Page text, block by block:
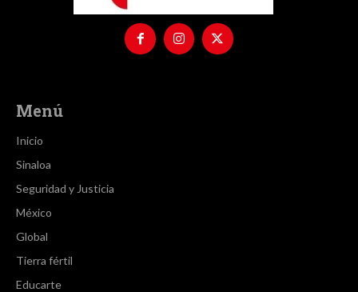
Menú
Inicio
Sinaloa
Seguridad y Justicia
México
Global
Tierra fértil
Educarte